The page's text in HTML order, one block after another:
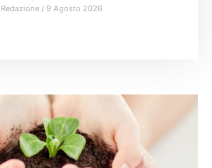
Redazione 9 Agosto 2026